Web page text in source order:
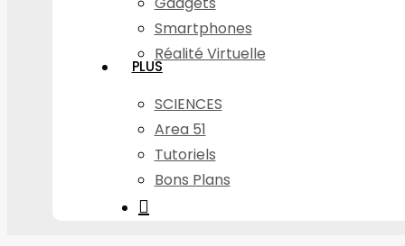
Smartphones
Réalité Virtuelle
PLUS
SCIENCES
Area 51
Tutoriels
Bons Plans